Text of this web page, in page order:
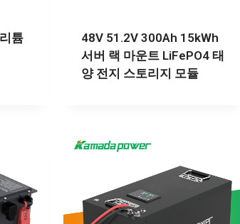
튬
48V 51.2V 300Ah 15kWh
서버 랙 마운트 LiFePO4 태
양 전지 스토리지 모듈